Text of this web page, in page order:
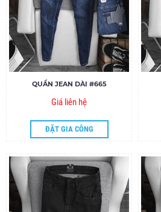
QUẦN JEAN DÀI #665
Giá liên hệ
ĐẶT GIA CÔNG